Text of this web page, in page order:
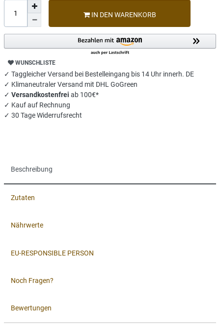
IN DEN WARENKORB
WUNSCHLISTE
✓ Taggleicher Versand bei Bestelleingang bis 14 Uhr innerh. DE
✓ Klimaneutraler Versand mit DHL GoGreen
✓ Versandkostenfrei ab 100€*
✓ Kauf auf Rechnung
✓ 30 Tage Widerrufsrecht
Beschreibung
Zutaten
Nährwerte
EU-RESPONSIBLE PERSON
Noch Fragen?
Bewertungen